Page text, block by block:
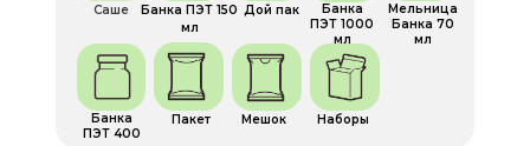
Банка
ПЭТ 400
Банка
ПЭТ 1000
мл
Мельница
Банка 70
мл
Наборы
Банка ПЭТ 150
мл
Мешок
Пакет
Дой пак
Саше